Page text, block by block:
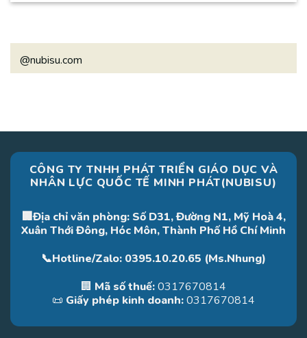
@nubisu.com
CÔNG TY TNHH PHÁT TRIỂN GIÁO DỤC VÀ
NHÂN LỰC QUỐC TẾ MINH PHÁT(NUBISU)
🏢Địa chỉ văn phòng: Số D31, Đường N1, Mỹ Hoà 4,
Xuân Thới Đông, Hóc Môn, Thành Phố Hồ Chí Minh
📞Hotline/Zalo: 0395.10.20.65 (Ms.Nhung)
🏢 Mã số thuế:0317670814
📜 Giấy phép kinh doanh:0317670814